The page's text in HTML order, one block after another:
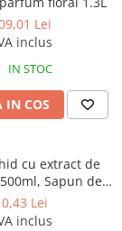
Lei
inclus
IN STOC
IN COS
cu extract de
Sapun de-
bun
Lei
inclus